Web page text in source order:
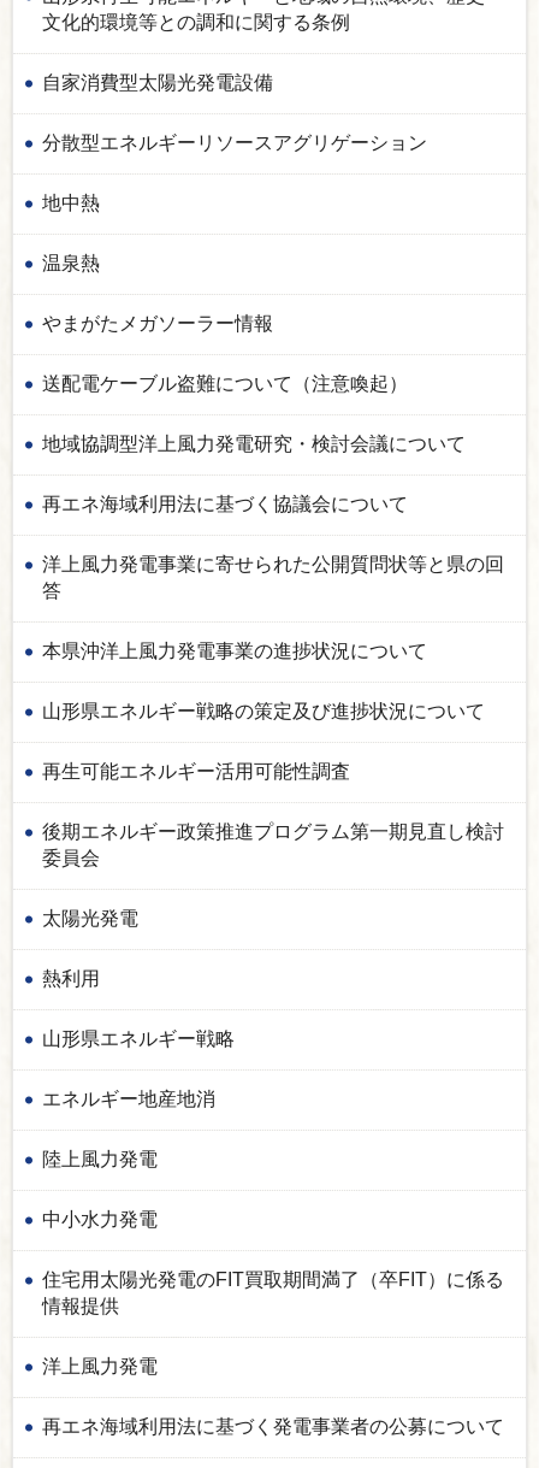
文化的環境等との調和に関する条例
自家消費型太陽光発電設備
分散型エネルギーリソースアグリゲーション
地中熱
温泉熱
やまがたメガソーラー情報
送配電ケーブル盗難について（注意喚起）
地域協調型洋上風力発電研究・検討会議について
再エネ海域利用法に基づく協議会について
洋上風力発電事業に寄せられた公開質問状等と県の回
答
本県沖洋上風力発電事業の進捗状況について
山形県エネルギー戦略の策定及び進捗状況について
再生可能エネルギー活用可能性調査
後期エネルギー政策推進プログラム第一期見直し検討
委員会
太陽光発電
熱利用
山形県エネルギー戦略
エネルギー地産地消
陸上風力発電
中小水力発電
住宅用太陽光発電のFIT買取期間満了（卒FIT）に係る
情報提供
洋上風力発電
再エネ海域利用法に基づく発電事業者の公募について